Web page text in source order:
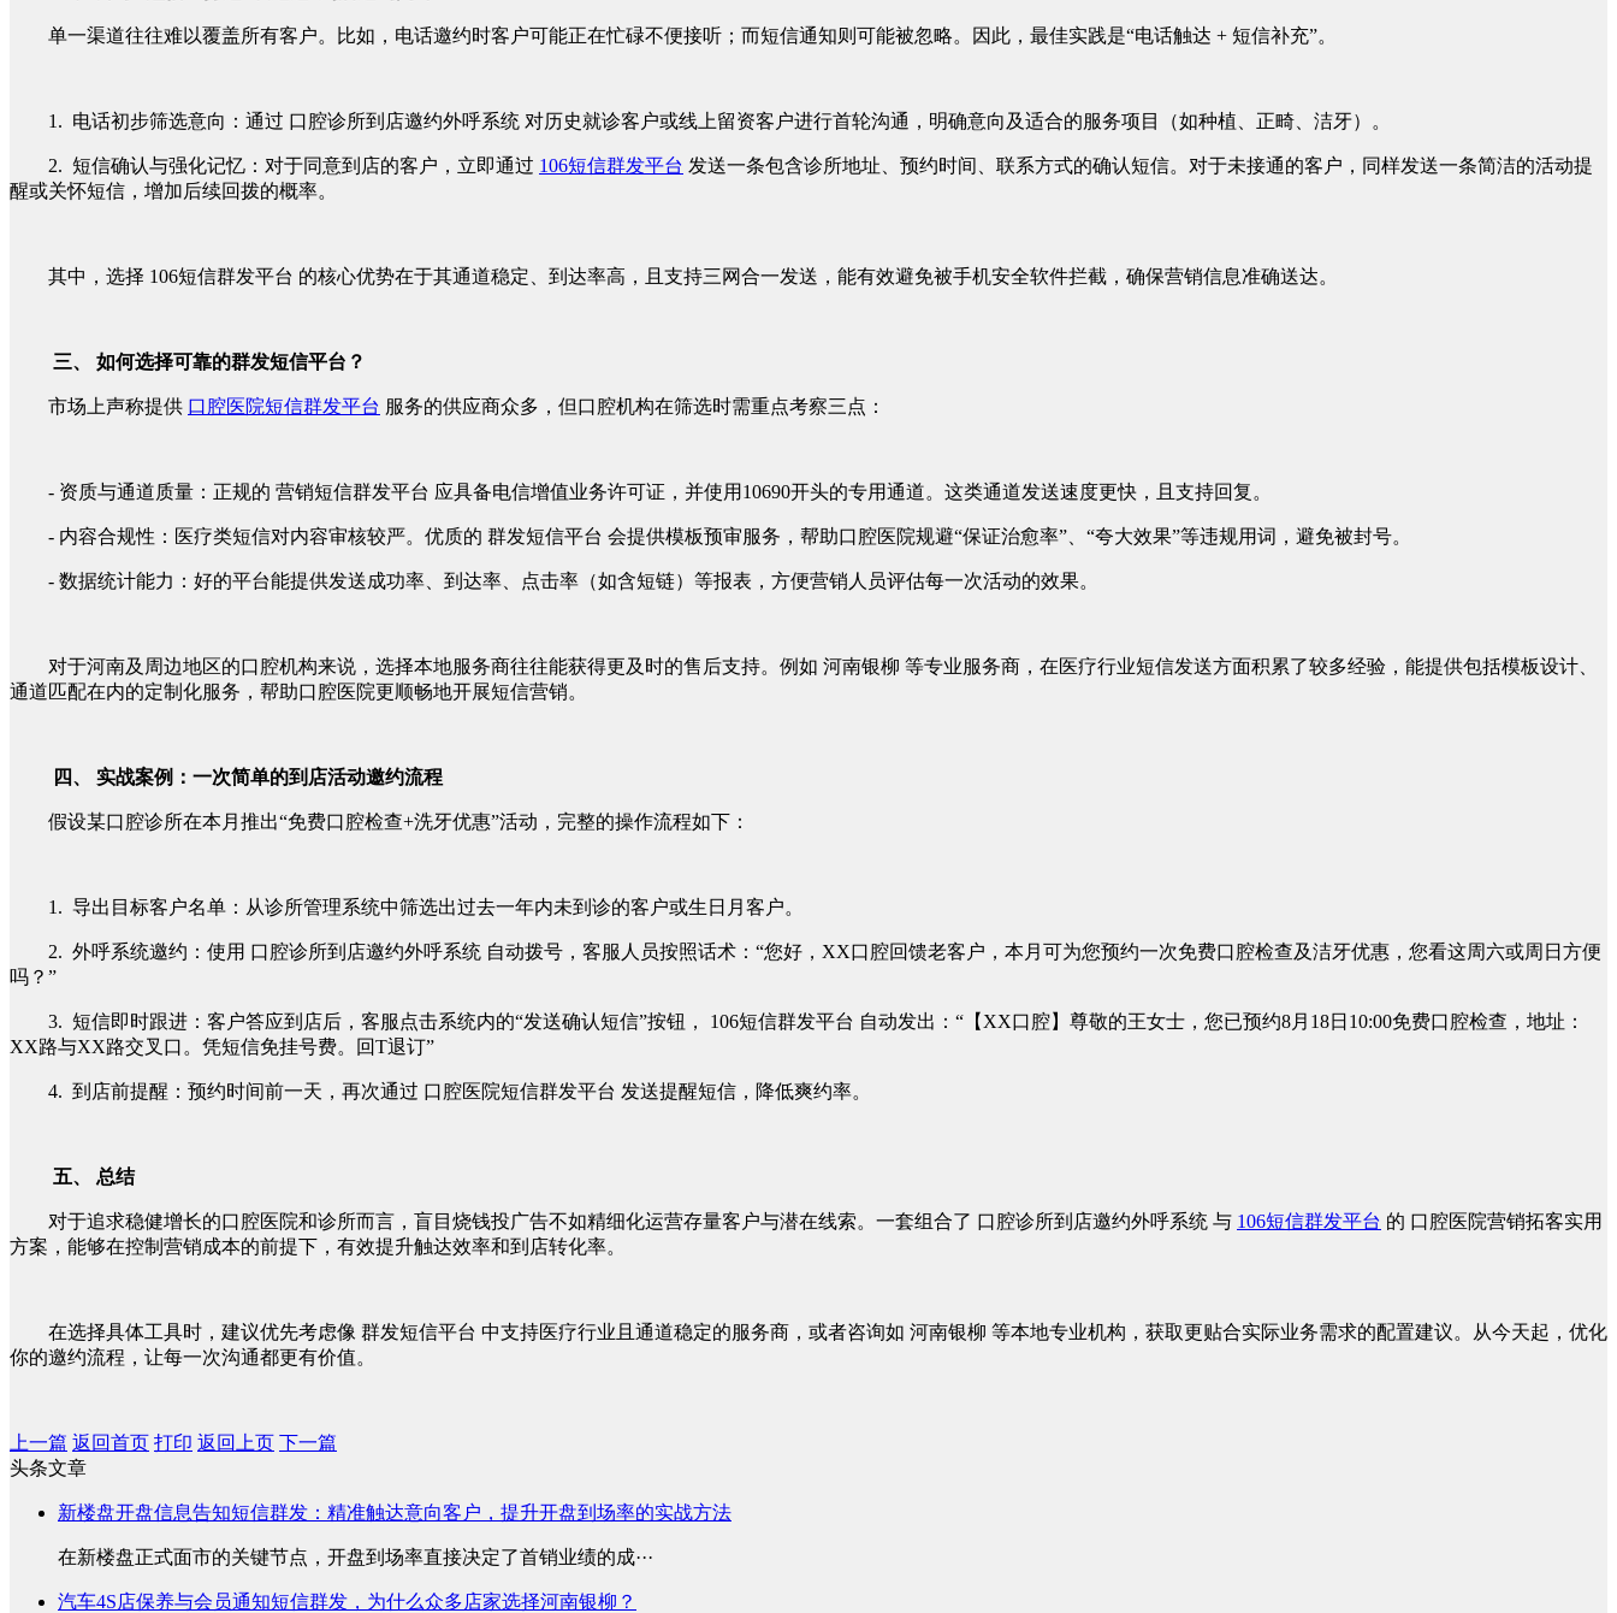
单一渠道往往难以覆盖所有客户。比如，电话邀约时客户可能正在忙碌不便接听；而短信通知则可能被忽略。因此，最佳实践是“电话触达 + 短信补充”。
1. 电话初步筛选意向：通过 口腔诊所到店邀约外呼系统 对历史就诊客户或线上留资客户进行首轮沟通，明确意向及适合的服务项目（如种植、正畸、洁牙）。
2. 短信确认与强化记忆：对于同意到店的客户，立即通过 106短信群发平台 发送一条包含诊所地址、预约时间、联系方式的确认短信。对于未接通的客户，同样发送一条简洁的活动提
醒或关怀短信，增加后续回拨的概率。
其中，选择 106短信群发平台 的核心优势在于其通道稳定、到达率高，且支持三网合一发送，能有效避免被手机安全软件拦截，确保营销信息准确送达。
三、 如何选择可靠的群发短信平台？
市场上声称提供 口腔医院短信群发平台 服务的供应商众多，但口腔机构在筛选时需重点考察三点：
- 资质与通道质量：正规的 营销短信群发平台 应具备电信增值业务许可证，并使用10690开头的专用通道。这类通道发送速度更快，且支持回复。
- 内容合规性：医疗类短信对内容审核较严。优质的 群发短信平台 会提供模板预审服务，帮助口腔医院规避“保证治愈率”、“夸大效果”等违规用词，避免被封号。
- 数据统计能力：好的平台能提供发送成功率、到达率、点击率（如含短链）等报表，方便营销人员评估每一次活动的效果。
对于河南及周边地区的口腔机构来说，选择本地服务商往往能获得更及时的售后支持。例如 河南银柳 等专业服务商，在医疗行业短信发送方面积累了较多经验，能提供包括模板设计、
通道匹配在内的定制化服务，帮助口腔医院更顺畅地开展短信营销。
四、 实战案例：一次简单的到店活动邀约流程
假设某口腔诊所在本月推出“免费口腔检查+洗牙优惠”活动，完整的操作流程如下：
1. 导出目标客户名单：从诊所管理系统中筛选出过去一年内未到诊的客户或生日月客户。
2. 外呼系统邀约：使用 口腔诊所到店邀约外呼系统 自动拨号，客服人员按照话术：“您好，XX口腔回馈老客户，本月可为您预约一次免费口腔检查及洁牙优惠，您看这周六或周日方便
吗？”
3. 短信即时跟进：客户答应到店后，客服点击系统内的“发送确认短信”按钮， 106短信群发平台 自动发出：“【XX口腔】尊敬的王女士，您已预约8月18日10:00免费口腔检查，地址：
XX路与XX路交叉口。凭短信免挂号费。回T退订”
4. 到店前提醒：预约时间前一天，再次通过 口腔医院短信群发平台 发送提醒短信，降低爽约率。
五、 总结
对于追求稳健增长的口腔医院和诊所而言，盲目烧钱投广告不如精细化运营存量客户与潜在线索。一套组合了 口腔诊所到店邀约外呼系统 与 106短信群发平台 的 口腔医院营销拓客实用
方案，能够在控制营销成本的前提下，有效提升触达效率和到店转化率。
在选择具体工具时，建议优先考虑像 群发短信平台 中支持医疗行业且通道稳定的服务商，或者咨询如 河南银柳 等本地专业机构，获取更贴合实际业务需求的配置建议。从今天起，优化
你的邀约流程，让每一次沟通都更有价值。
上一篇 返回首页 打印 返回上页 下一篇
头条文章
新楼盘开盘信息告知短信群发：精准触达意向客户，提升开盘到场率的实战方法
在新楼盘正式面市的关键节点，开盘到场率直接决定了首销业绩的成···
汽车4S店保养与会员通知短信群发，为什么众多店家选择河南银柳？